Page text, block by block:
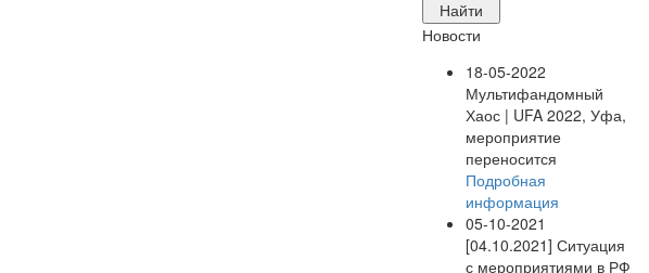
Новости
18-05-2022
Мультифандомный
Хаос | UFA 2022, Уфа,
мероприятие
переносится
Подробная
информация
05-10-2021
[04.10.2021] Ситуация
с мероприятиями в РФ